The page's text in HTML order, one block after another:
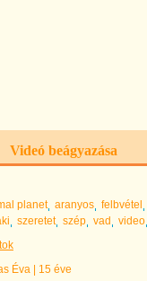
Videó beágyazása
planet aranyos felbvétel
szeretet szép vad video
Éva 15 éve